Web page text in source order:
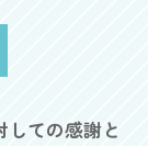
ての感謝と